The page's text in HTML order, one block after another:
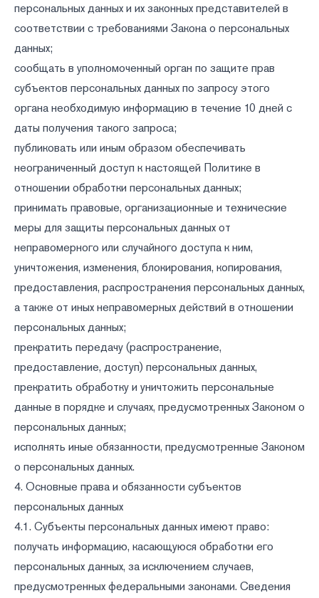
персональных данных и их законных представителей в
соответствии с требованиями Закона о персональных
данных;
сообщать в уполномоченный орган по защите прав
субъектов персональных данных по запросу этого
органа необходимую информацию в течение 10 дней с
даты получения такого запроса;
публиковать или иным образом обеспечивать
неограниченный доступ к настоящей Политике в
отношении обработки персональных данных;
принимать правовые, организационные и технические
меры для защиты персональных данных от
неправомерного или случайного доступа к ним,
уничтожения, изменения, блокирования, копирования,
предоставления, распространения персональных данных,
а также от иных неправомерных действий в отношении
персональных данных;
прекратить передачу (распространение,
предоставление, доступ) персональных данных,
прекратить обработку и уничтожить персональные
данные в порядке и случаях, предусмотренных Законом о
персональных данных;
исполнять иные обязанности, предусмотренные Законом
о персональных данных.
4. Основные права и обязанности субъектов
персональных данных
4.1. Субъекты персональных данных имеют право:
получать информацию, касающуюся обработки его
персональных данных, за исключением случаев,
предусмотренных федеральными законами. Сведения